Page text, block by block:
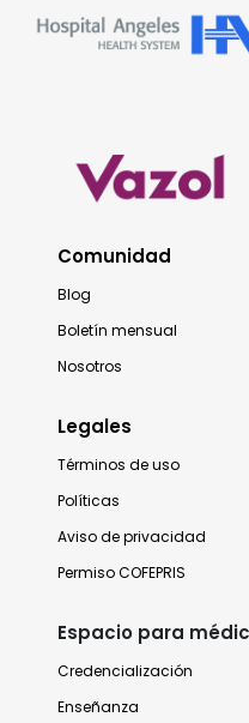
Comunidad
Blog
Boletín mensual
Nosotros
Legales
Términos de uso
Políticas
Aviso de privacidad
Permiso COFEPRIS
Espacio para
Credencialización
Enseñanza